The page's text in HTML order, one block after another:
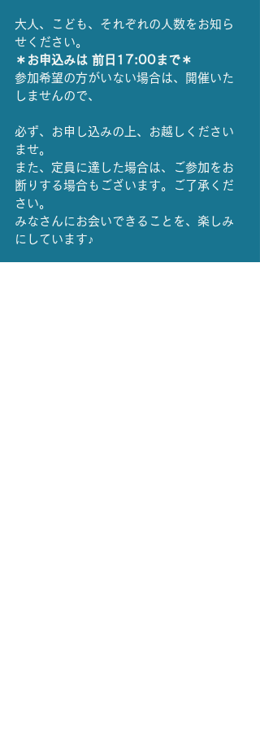
大人、こども、それぞれの人数をお知ら
せください。
＊お申込みは 前日17:00まで＊
参加希望の方がいない場合は、開催いた
しませんので、
必ず、お申し込みの上、お越しください
ませ。
また、定員に達した場合は、ご参加をお
断りする場合もございます。ご了承くだ
さい。
みなさんにお会いできることを、楽しみ
にしています♪